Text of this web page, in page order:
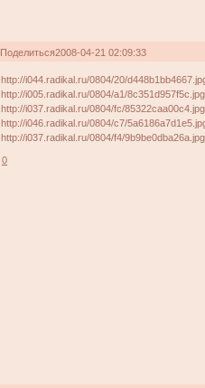
Поделиться2008-04-21 02:09:33
http://i044.radikal.ru/0804/20/
http://i005.radikal.ru/0804/a1/8c351d957f5c.jpg
http://i037.radikal.ru/0804/fc/85322caa00c4.jpg
http://i046.radikal.ru/0804/c7/
http://i037.radikal.ru/0804/f4/9b9be0dba26a.jpg
0